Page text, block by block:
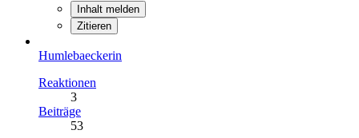
Inhalt melden
Zitieren
Humlebaeckerin
Reaktionen
3
Beiträge
53